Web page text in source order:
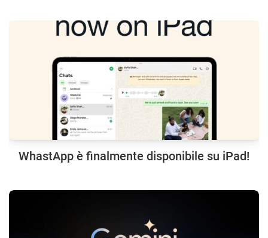
WhastApp è finalmente disponibile su iPad!